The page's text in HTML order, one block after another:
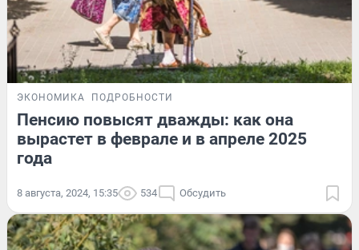
ЭКОНОМИКА ПОДРОБНОСТИ
Пенсию повысят дважды: как она
вырастет в феврале и в апреле 2025
года
8 августа, 2024, 15:35 534 Обсудить